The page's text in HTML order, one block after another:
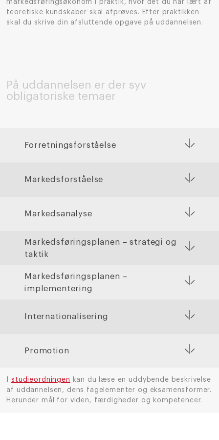
markedsføringsøkonom i praktik, hvor det du har lært af
teoretiske kundskaber skal afprøves. Efter praktikken
skal du skrive din afsluttende opgave på uddannelsen.
På uddannelsen er der syv
obligatoriske temaer
Forretningsforståelse
Markedsforståelse
Markedsanalyse
Markedsføringsplanen – strategi og
taktik
Markedsføringsplanen –
implementering
Internationalisering
Promotion
Istudieordningen
kan du læse en uddybende beskrivelse
af uddannelsen, dens fagelementer og eksamensformer.
Herunder mål for viden, færdigheder og kompetencer.